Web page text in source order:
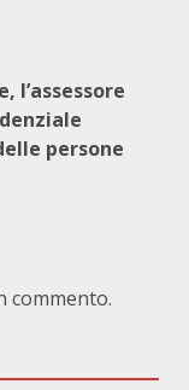
l’assessore
persone
commento.